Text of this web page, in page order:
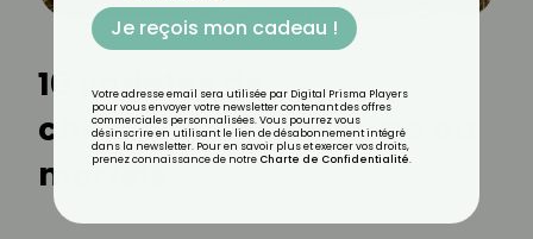
10 variétés de
champignons toxiques ou
mortels
Je reçois mon cadeau !
Votre adresse email sera utilisée par Digital Prisma Players
pour vous envoyer votre newsletter contenant des offres
commerciales personnalisées. Vous pourrez vous
désinscrire en utilisant le lien de désabonnement intégré
dans la newsletter. Pour en savoir plus et exercer vos droits,
prenez connaissance de notre Charte de Confidentialité.